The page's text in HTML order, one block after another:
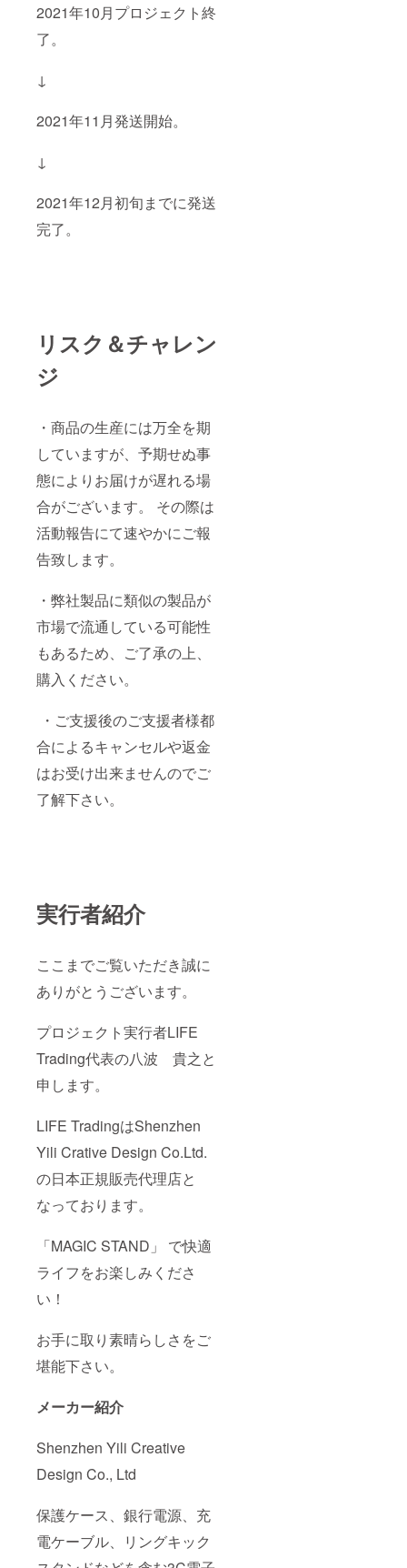
2021年10月プロジェクト終
了。
↓
2021年11月発送開始。
↓
2021年12月初旬までに発送
完了。
リスク＆チャレン
ジ
・商品の生産には万全を期
していますが、予期せぬ事
態によりお届けが遅れる場
合がございます。 その際は
活動報告にて速やかにご報
告致します。
・弊社製品に類似の製品が
市場で流通している可能性
もあるため、ご了承の上、
購入ください。
・ご⽀援後のご⽀援者様都
合によるキャンセルや返⾦
はお受け出来ませんのでご
了解下さい。
実行者紹介
ここまでご覧いただき誠に
ありがとうございます。
プロジェクト実行者LIFE
Trading代表の八波 貴之と
申します。
LIFE TradingはShenzhen
Yili Crative Design Co.Ltd.
の日本正規販売代理店と
なっております。
「MAGIC STAND」 で快適
ライフをお楽しみくださ
い！
お手に取り素晴らしさをご
堪能下さい。
メーカー紹介
Shenzhen Yili Creative
Design Co., Ltd
保護ケース、銀行電源、充
電ケーブル、リングキック